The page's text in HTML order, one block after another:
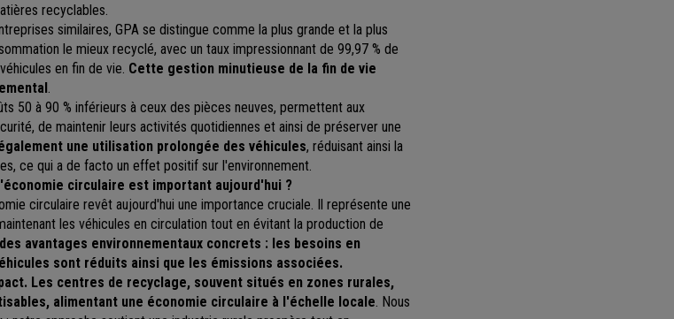
recyclables.
similaires, GPA se distingue comme la plus grande et la plus
le mieux recyclé, avec un taux impressionnant de 99,97 % de
en fin de vie. Cette gestion minutieuse de la fin de vie
50 à 90 % inférieurs à ceux des pièces neuves, permettent aux
de maintenir leurs activités quotidiennes et ainsi de préserver une
une utilisation prolongée des véhicules, réduisant ainsi la
ce qui a de facto un effet positif sur l'environnement.
circulaire est important aujourd'hui ?
circulaire revêt aujourd'hui une importance cruciale. Il représente une
les véhicules en circulation tout en évitant la production de
avantages environnementaux concrets : les besoins en
sont réduits ainsi que les émissions associées.
Les centres de recyclage, souvent situés en zones rurales,
alimentant une économie circulaire à l'échelle locale . Nous